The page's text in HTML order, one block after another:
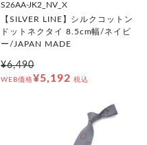
S26AA-JK2_NV_X
【SILVER LINE】シルクコットン
ドットネクタイ 8.5cm幅/ネイビ
ー/JAPAN MADE
¥6,490
WEB価格¥5,192 税込